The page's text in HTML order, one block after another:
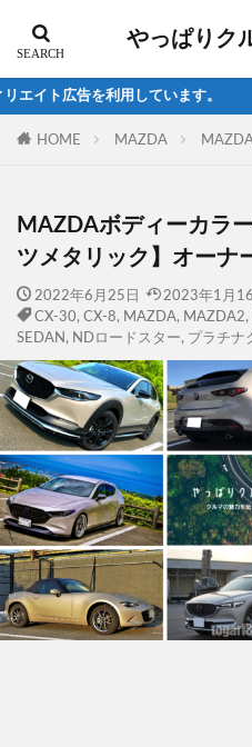
やっぱりク
HOME MAZDA
MAZDAボディーカラ
ツメタリック】オーナ
2022年6月25日 2023年1月
CX-30, CX-8, MAZDA, MAZDA2,
SEDAN , NDロードスター, プラチナ